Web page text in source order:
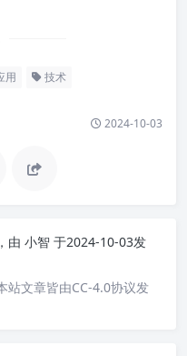
用 技术
2024-10-03
由 小智 于2024-10-03发
站文章皆由CC-4.0协议发